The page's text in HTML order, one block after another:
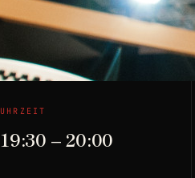
UHRZEIT
19:30 – 20:00